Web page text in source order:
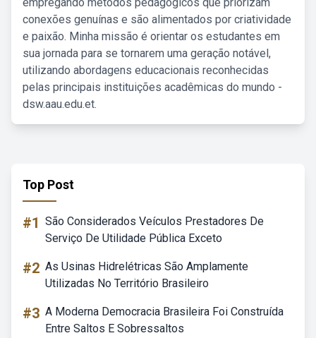
conexões genuínas e são alimentados por criatividade
e paixão. Minha missão é orientar os estudantes em
sua jornada para se tornarem uma geração notável,
utilizando abordagens educacionais reconhecidas
pelas principais instituições acadêmicas do mundo -
dsw.aau.edu.et.
Top Post
#1 São Considerados Veículos Prestadores De
Serviço De Utilidade Pública Exceto
#2 As Usinas Hidrelétricas São Amplamente
Utilizadas No Território Brasileiro
#3 A Moderna Democracia Brasileira Foi Construída
Entre Saltos E Sobressaltos